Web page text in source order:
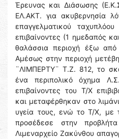
Έρευνας και Διάσωσης
ΕΛ.ΑΚΤ. για ακυβερνησία
επαγγελματικού
επιβαίνοντες (1 ημεδαπός
θαλάσσια περιοχή έξω
Αμέσως στην περιοχή
¨ΛΙΜΠΕΡΤΥ¨ Τ.Ζ. 812, το
ένα περιπολικό όχημα
επιβαίνοντες του Τ/Χ
και μεταφέρθηκαν στο
υγεία τους, ενώ το Τ/Χ, με
προσέδεσε στην
Λιμεναρχείο Ζακύνθου